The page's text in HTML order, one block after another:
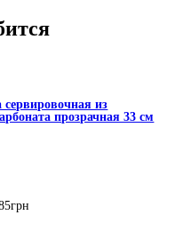
из
прозрачная 33 см
грн